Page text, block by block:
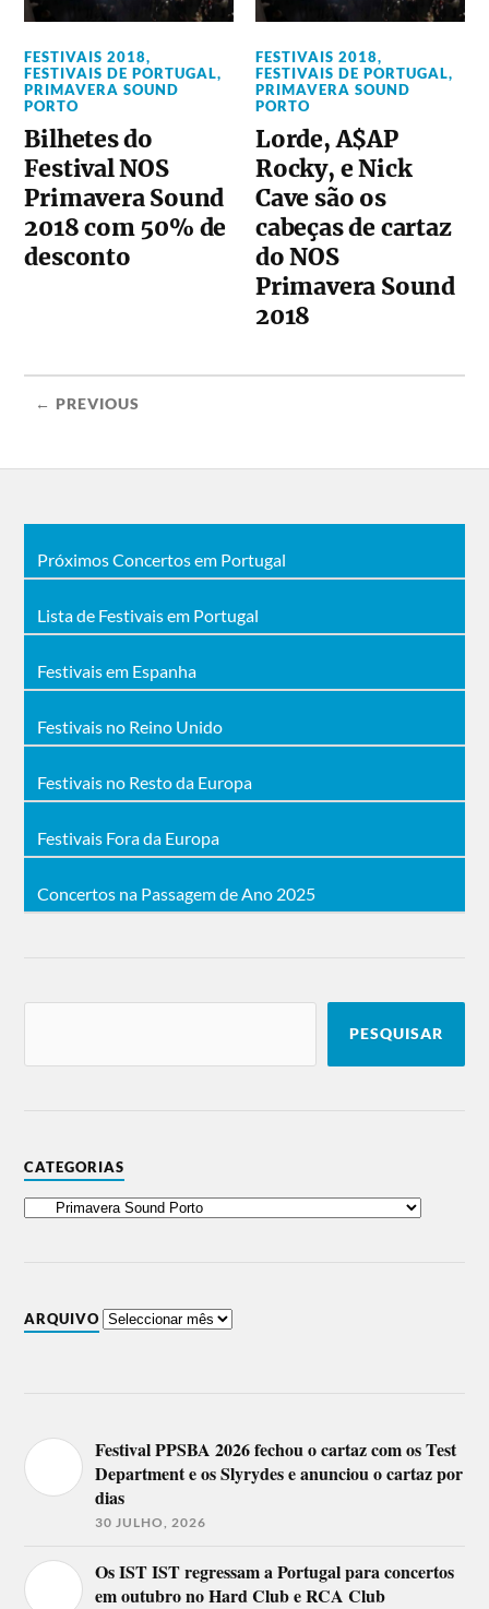
FESTIVAIS 2018,
FESTIVAIS DE PORTUGAL,
PRIMAVERA SOUND
PORTO
Bilhetes do
Festival NOS
Primavera Sound
2018 com 50% de
desconto
FESTIVAIS 2018,
FESTIVAIS DE PORTUGAL,
PRIMAVERA SOUND
PORTO
Lorde, A$AP
Rocky, e Nick
Cave são os
cabeças de cartaz
do NOS
Primavera Sound
2018
← PREVIOUS
Próximos Concertos em Portugal
Lista de Festivais em Portugal
Festivais em Espanha
Festivais no Reino Unido
Festivais no Resto da Europa
Festivais Fora da Europa
Concertos na Passagem de Ano 2025
PESQUISAR
CATEGORIAS
ARQUIVO
Festival PPSBA 2026 fechou o cartaz com os Test
Department e os Slyrydes e anunciou o cartaz por
dias
30 JULHO, 2026
Os IST IST regressam a Portugal para concertos
em outubro no Hard Club e RCA Club